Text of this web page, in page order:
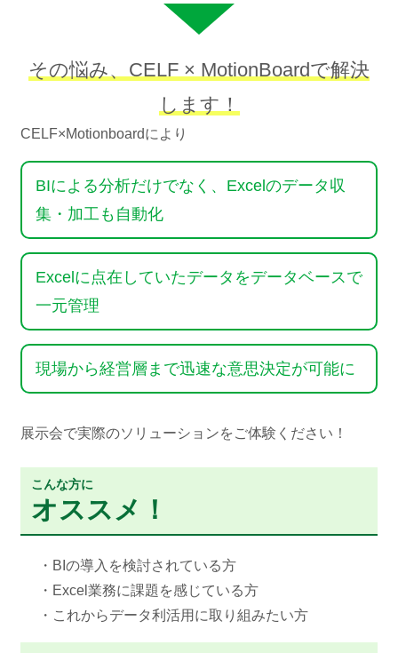
その悩み、CELF × MotionBoardで解決
します！
CELF×Motionboardにより
BIによる分析だけでなく、Excelのデータ収
集・加工も自動化
Excelに点在していたデータをデータベースで
一元管理
現場から経営層まで迅速な意思決定が可能に
展示会で実際のソリューションをご体験ください！
こんな方に
オススメ！
・BIの導入を検討されている方
・Excel業務に課題を感じている方
・これからデータ利活用に取り組みたい方